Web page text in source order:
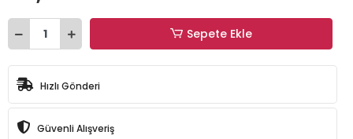
Sepete Ekle
Hızlı Gönderi
Güvenli Alışveriş